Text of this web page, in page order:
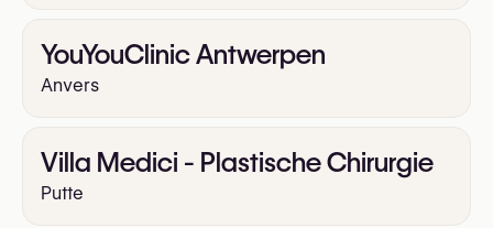
YouYouClinic Antwerpen
Anvers
Villa Medici - Plastische Chirurgie
Putte